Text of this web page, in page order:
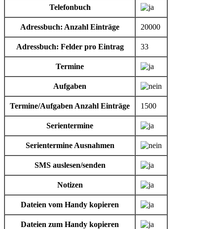
Telefonbuch
Adressbuch: Anzahl Einträge 20000
Adressbuch: Felder pro Eintrag 33
Termine
Aufgaben
Termine/Aufgaben Anzahl Einträge 1500
Serientermine
Serientermine Ausnahmen
SMS auslesen/senden
Notizen
Dateien vom Handy kopieren
Dateien zum Handy kopieren